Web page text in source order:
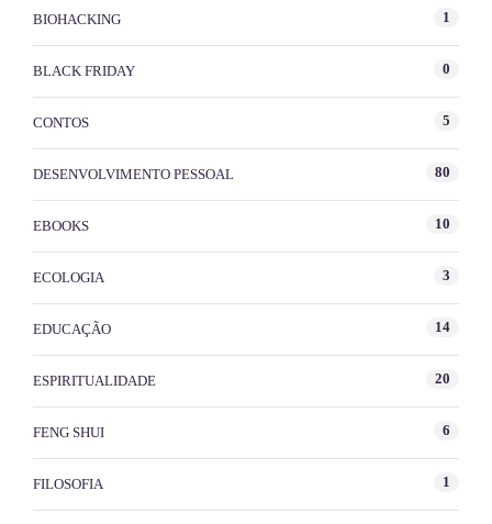
BIOHACKING 1
BLACK FRIDAY 0
CONTOS 5
DESENVOLVIMENTO PESSOAL 80
EBOOKS 10
ECOLOGIA 3
EDUCAÇÃO 14
ESPIRITUALIDADE 20
FENG SHUI 6
FILOSOFIA 1